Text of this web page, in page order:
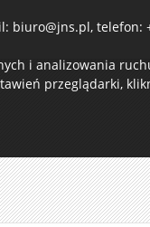
biuro@jns.pl, telefon:
i analizowania
przeglądarki,